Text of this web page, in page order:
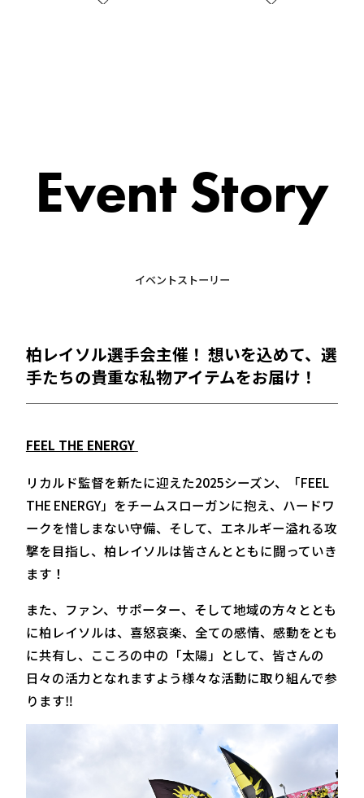
Event Story
イベントストーリー
柏レイソル選手会主催！ 想いを込めて、選
手たちの貴重な私物アイテムをお届け！
FEEL THE ENERGY
リカルド監督を新たに迎えた2025シーズン、「FEEL
THE ENERGY」をチームスローガンに抱え、ハードワ
ークを惜しまない守備、そして、エネルギー溢れる攻
撃を目指し、柏レイソルは皆さんとともに闘っていき
ます！
また、ファン、サポーター、そして地域の方々ととも
に柏レイソルは、喜怒哀楽、全ての感情、感動をとも
に共有し、こころの中の「太陽」として、皆さんの
日々の活力となれますよう様々な活動に取り組んで参
ります‼